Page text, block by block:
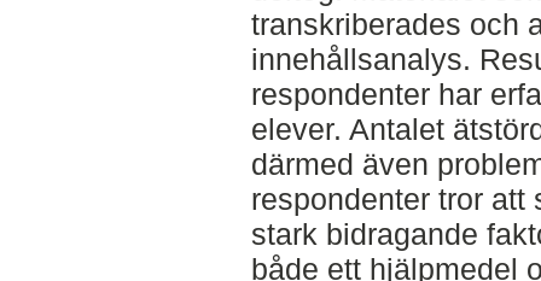
transkriberades och
innehållsanalys.
respondenter har
elever. Antalet
därmed även
respondenter tror att
stark bidragande
både ett hjälpmedel